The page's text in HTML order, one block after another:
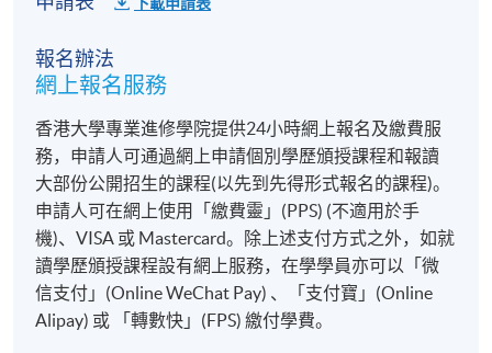
Specialties
Creative ideation
Copywriting
Advertising Strategic planning
Integrated advertising campaign development
Campaign Management
Selected Experiences
報名辦法
網上報名服務
香港大學專業進修學院提供24小時網上報名及繳費服
務，申請人可通過網上申請個別學歷頒授課程和報讀
大部份公開招生的課程(以先到先得形式報名的課程)。
申請人可在網上使用「繳費靈」(PPS) (不適用於手
機)、VISA 或 Mastercard。除上述支付方式之外，如就
讀學歷頒授課程設有網上服務，在學學員亦可以「微
信支付」(Online WeChat Pay) 、「支付寶」(Online
Alipay) 或 「轉數快」(FPS) 繳付學費。